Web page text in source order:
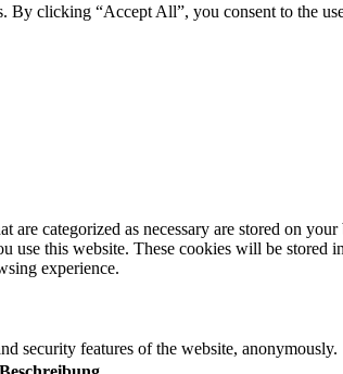
By clicking “Accept All”, you consent to the
categorized as necessary are stored on
use this website. These cookies will be
experience.
security features of the website, anonymously.